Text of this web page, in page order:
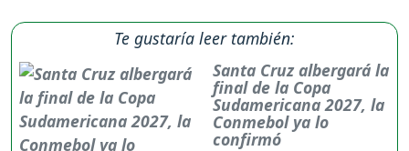
Te gustaría leer también:
Santa Cruz albergará la
final de la Copa
Sudamericana 2027, la
Conmebol ya lo
confirmó